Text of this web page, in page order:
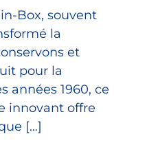
Box, souvent
la
et
pour la
années 1960, ce
innovant offre
[…]